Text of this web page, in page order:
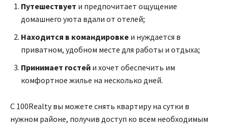
Путешествует и предпочитает ощущение
домашнего уюта вдали от отелей;
Находится в командировке и нуждается в
приватном, удобном месте для работы и отдыха;
Принимает гостей и хочет обеспечить им
комфортное жилье на несколько дней.
С 100Realty вы можете снять квартиру на сутки в
нужном районе, получив доступ ко всем необходимым